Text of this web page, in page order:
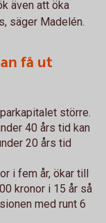
även att öka
säger Madelén.
få ut
större.
40 års tid kan
20 års tid
i fem år, ökar till
kronor i 15 år så
med runt 6